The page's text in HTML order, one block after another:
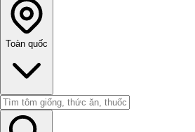
Toàn quốc